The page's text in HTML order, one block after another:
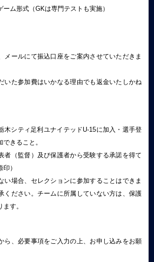
ム形式（GKは専門テストも実施）
メールにて振込口座をご案内させていただきま
いた参加費はいかなる理由でも返金いたしかね
木シティ足利ユナイテッドU-15に加入・選手登
きること。
者（監督）及び保護者から受験する承諾を得て
）
い場合、セレクションに参加することはできま
ください。チームに所属していない方は、保護
す。
ら、必要事項をご入力の上、お申し込みをお願